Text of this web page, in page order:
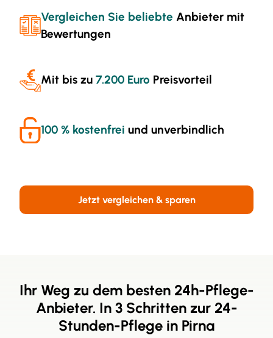
Vergleichen Sie beliebte Anbieter mit
Bewertungen
Mit bis zu 7.200 Euro Preisvorteil
100 % kostenfrei und unverbindlich
Jetzt vergleichen & sparen
Ihr Weg zu dem besten 24h-Pflege-
Anbieter. In 3 Schritten zur 24-
Stunden-Pflege in Pirna